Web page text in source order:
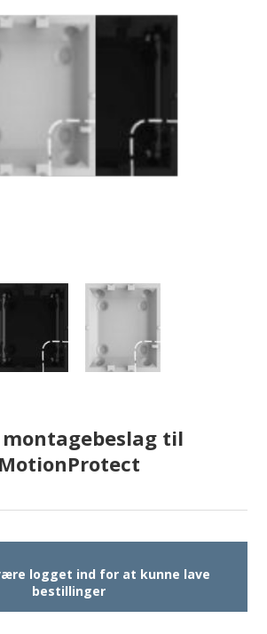
til
MotionProtect
logget ind for at kunne lave
bestillinger